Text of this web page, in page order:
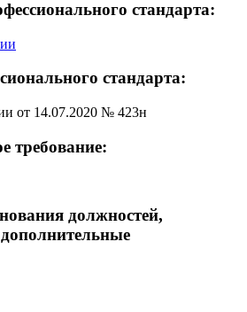
стандарта:
стандарта:
от 14.07.2020 № 423н
требование:
должностей,